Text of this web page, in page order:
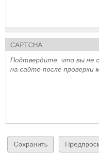
CAPTCHA
Подтвердите, что вы не
на сайте после проверки